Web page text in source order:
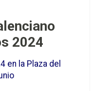
2024
en la Plaza del